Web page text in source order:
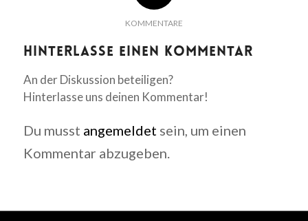
KOMMENTARE
Hinterlasse einen Kommentar
An der Diskussion beteiligen?
Hinterlasse uns deinen Kommentar!
Du musst angemeldet sein, um einen
Kommentar abzugeben.